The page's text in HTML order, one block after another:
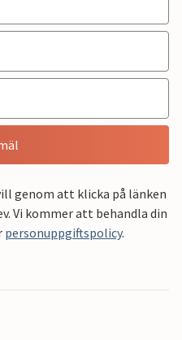
genom att klicka på länken
Vi kommer att behandla din
personuppgiftspolicy.